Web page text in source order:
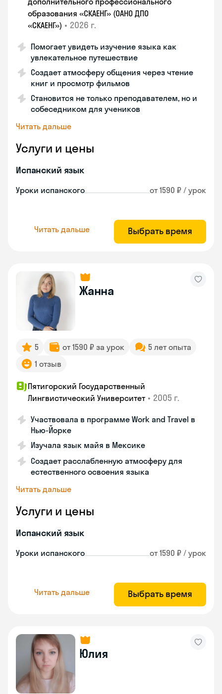
образования «СКАЕНГ» (ОАНО ДПО
«СКАЕНГ») • 2026 г.
Помогает увидеть изучение языка как
увлекательное путешествие
Создает атмосферу общения через чтение
книг и просмотр фильмов
Становится не только преподавателем, но и
собеседником для учеников
Читать дальше
Услуги и цены
Испанский язык
Уроки испанского от 1590 ₽ / урок
Читать дальше Выбрать время
Жанна
5 от 1590 ₽ за урок
5 лет опыта
1 отзыв
Пятигорский Государственный
Лингвистический Университет • 2005 г.
Участвовала в программе Work and Travel в
Нью-Йорке
Изучала язык майя в Мексике
Создает расслабленную атмосферу для
естественного освоения языка
Читать дальше
Услуги и цены
Испанский язык
Уроки испанского от 1590 ₽ / урок
Читать дальше Выбрать время
Юлия